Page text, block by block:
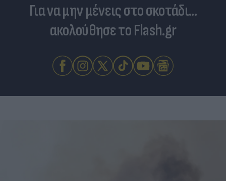
Για να μην μένεις στο σκοτάδι...
ακολούθησε το Flash.gr